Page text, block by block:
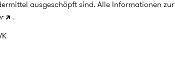
ausgeschöpft sind. Alle Informationen zur
.